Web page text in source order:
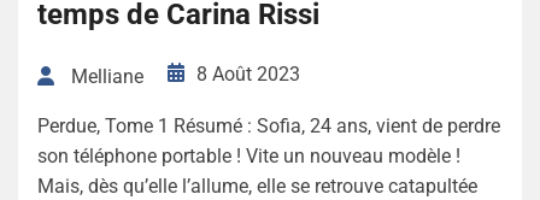
temps de Carina Rissi
Melliane 8 Août 2023
Perdue, Tome 1 Résumé : Sofia, 24 ans, vient de perdre
son téléphone portable ! Vite un nouveau modèle !
Mais, dès qu’elle l’allume, elle se retrouve catapultée